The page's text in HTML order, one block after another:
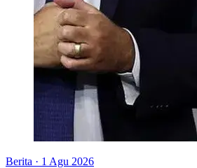
Berita · 1 Agu 2026